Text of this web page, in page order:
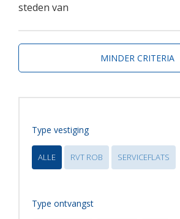
steden van
MINDER CRITERIA
Type vestiging
ALLE RVT ROB SERVICEFLATS
Type ontvangst